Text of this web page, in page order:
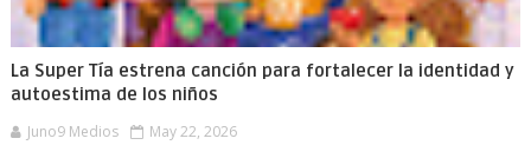
La Super Tía estrena canción para fortalecer la identidad y
autoestima de los niños
Juno9 Medios May 22, 2026